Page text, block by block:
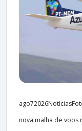
nova malha de voos